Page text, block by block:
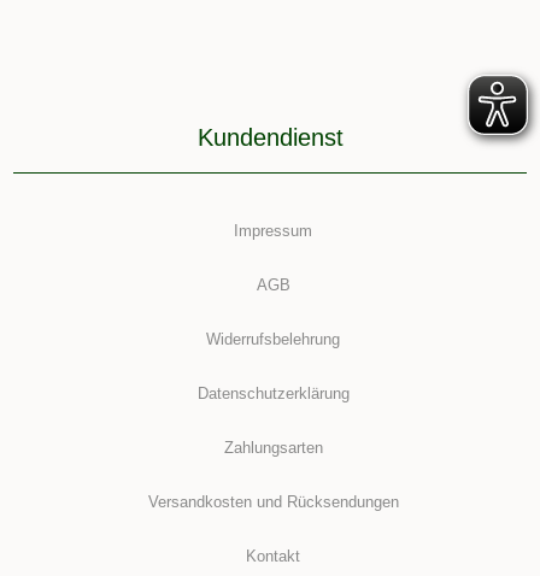
Kundendienst
Impressum
AGB
Widerrufsbelehrung
Datenschutzerklärung
Zahlungsarten
Versandkosten und Rücksendungen
Kontakt